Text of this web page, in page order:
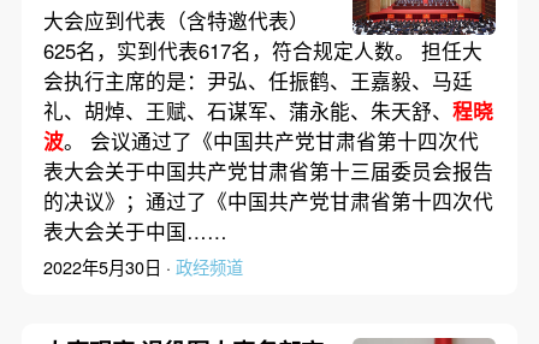
大会应到代表（含特邀代表）
625名，实到代表617名，符合规定人数。 担任大
会执行主席的是：尹弘、任振鹤、王嘉毅、马廷
礼、胡焯、王赋、石谋军、蒲永能、朱天舒、 程晓
波。 会议通过了《中国共产党甘肃省第十四次代
表大会关于中国共产党甘肃省第十三届委员会报告
的决议》；通过了《中国共产党甘肃省第十四次代
表大会关于中国……
2022年5月30日 · 政经频道